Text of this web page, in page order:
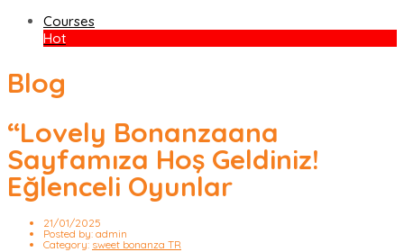
Courses
Hot
Blog
“Lovely Bonanzaana
Sayfamıza Hoş Geldiniz!
Eğlenceli Oyunlar
21/01/2025
Posted by: admin
Category: sweet bonanza TR